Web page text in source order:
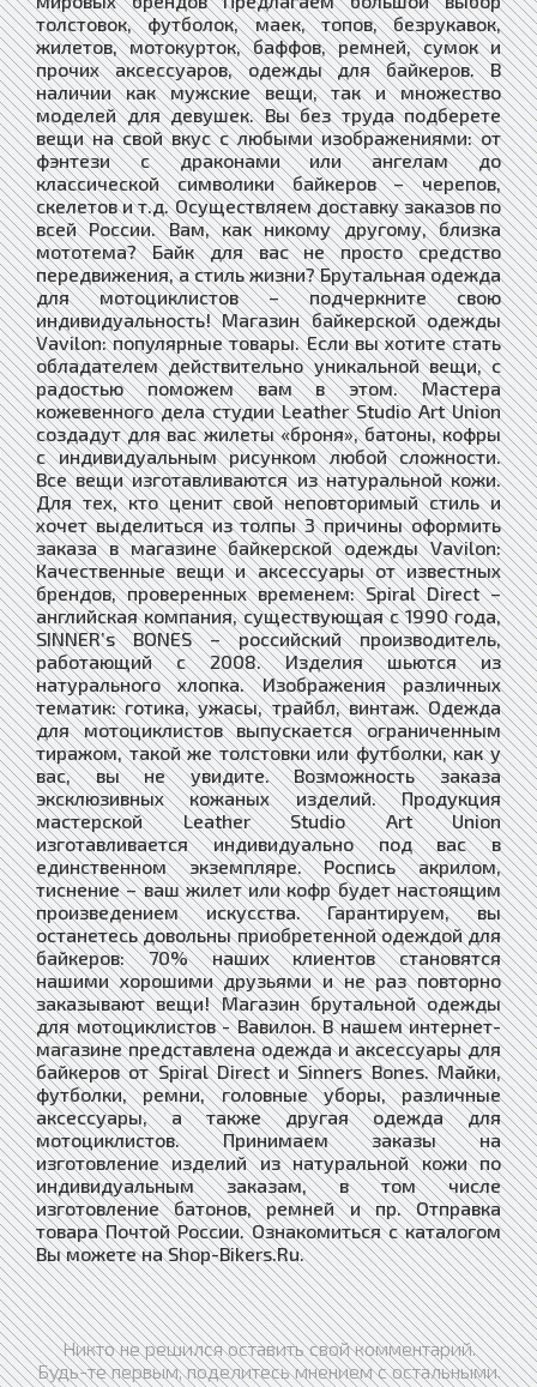
толстовок, футболок, маек, топов, безрукавок,
жилетов, мотокурток, баффов, ремней, сумок и
прочих аксессуаров, одежды для байкеров. В
наличии как мужские вещи, так и множество
моделей для девушек. Вы без труда подберете
вещи на свой вкус с любыми изображениями: от
фэнтези с драконами или ангелам до
классической символики байкеров – черепов,
скелетов и т.д. Осуществляем доставку заказов по
всей России. Вам, как никому другому, близка
мототема? Байк для вас не просто средство
передвижения, а стиль жизни? Брутальная одежда
для мотоциклистов – подчеркните свою
индивидуальность! Магазин байкерской одежды
Vavilon: популярные товары. Если вы хотите стать
обладателем действительно уникальной вещи, с
радостью поможем вам в этом. Мастера
кожевенного дела студии Leather Studio Art Union
создадут для вас жилеты «броня», батоны, кофры
с индивидуальным рисунком любой сложности.
Все вещи изготавливаются из натуральной кожи.
Для тех, кто ценит свой неповторимый стиль и
хочет выделиться из толпы 3 причины оформить
заказа в магазине байкерской одежды Vavilon:
Качественные вещи и аксессуары от известных
брендов, проверенных временем: Spiral Direct –
английская компания, существующая с 1990 года,
SINNER’s BONES – российский производитель,
работающий с 2008. Изделия шьются из
натурального хлопка. Изображения различных
тематик: готика, ужасы, трайбл, винтаж. Одежда
для мотоциклистов выпускается ограниченным
тиражом, такой же толстовки или футболки, как у
вас, вы не увидите. Возможность заказа
эксклюзивных кожаных изделий. Продукция
мастерской Leather Studio Art Union
изготавливается индивидуально под вас в
единственном экземпляре. Роспись акрилом,
тиснение – ваш жилет или кофр будет настоящим
произведением искусства. Гарантируем, вы
останетесь довольны приобретенной одеждой для
байкеров: 70% наших клиентов становятся
нашими хорошими друзьями и не раз повторно
заказывают вещи! Магазин брутальной одежды
для мотоциклистов - Вавилон. В нашем интернет-
магазине представлена одежда и аксессуары для
байкеров от Spiral Direct и Sinners Bones. Майки,
футболки, ремни, головные уборы, различные
аксессуары, а также другая одежда для
мотоциклистов. Принимаем заказы на
изготовление изделий из натуральной кожи по
индивидуальным заказам, в том числе
изготовление батонов, ремней и пр. Отправка
товара Почтой России. Ознакомиться с каталогом
Вы можете на Shop-Bikers.Ru.
Никто не решился оставить свой комментарий.
Будь-те первым, поделитесь мнением с остальными.